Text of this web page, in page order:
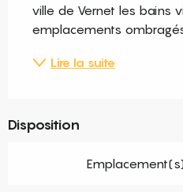
ville de Vernet les bains
emplacements
Lire la suite
Disposition